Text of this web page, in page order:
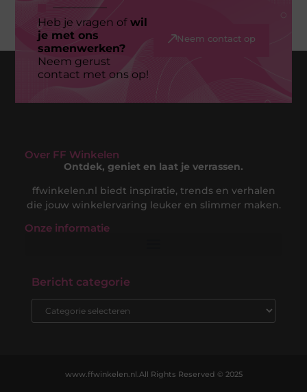
Heb je vragen ofwil
je met ons
samenwerken?
Neem gerust
contact met ons op!
Neem contact op
Over FF Winkelen
Ontdek, geniet en laat je verrassen.
ffwinkelen.nl biedt inspiratie, trends en verhalen
die jouw winkelervaring leuker en slimmer maken.
Onze informatie
Bericht categorie
All Rights Reserved © 2025
www.ffwinkelen.nl.